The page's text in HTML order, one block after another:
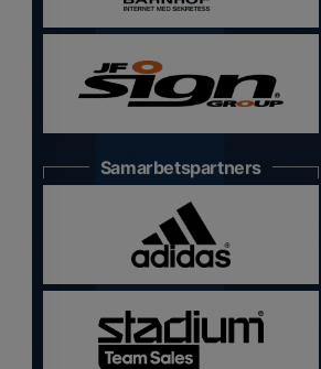
Samarbetspartners